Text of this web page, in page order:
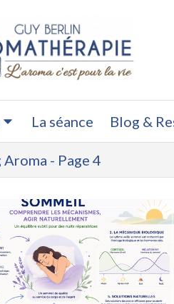
La séance Blog &
Aroma - Page 4